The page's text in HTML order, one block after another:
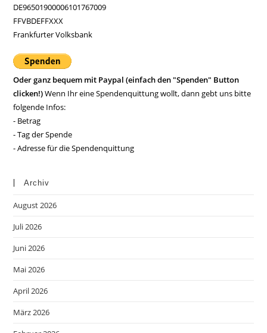
DE96501900006101767009
FFVBDEFFXXX
Frankfurter Volksbank
Oder ganz bequem mit Paypal (einfach den "Spenden" Button
clicken!)Wenn Ihr eine Spendenquittung wollt, dann gebt uns bitte
folgende Infos:
- Betrag
- Tag der Spende
- Adresse für die Spendenquittung
Archiv
August 2026
Juli 2026
Juni 2026
Mai 2026
April 2026
März 2026